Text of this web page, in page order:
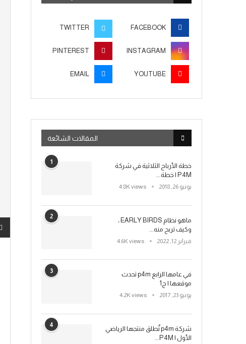
FACEBOOK
TWITTER
INSTAGRAM
PINTEREST
YOUTUBE
EMAIL
المقالات الشائعة
1
خطة الأرباح الثلاثية في شركة
P4M | خطة...
يونيو 26, 2018 4.8K views
2
ماهو نظام EARLY BIRDS ،
وكيف تربح منه...
فبراير 12, 2022 4.6K views
3
في عامها الرابع p4m تحدث
موقعها | ج1
يونيو 23, 2017 4.2K views
4
شركة p4m تٌطلق منتجها الرياضي
الأول | P4M...